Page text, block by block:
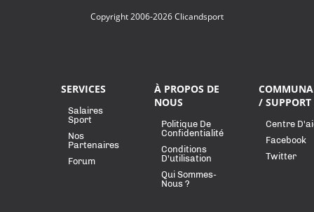
Copyright 2006-2026 Clicandsport
SERVICES
Salaires
Sport
Nos
Partenaires
Forum
À PROPOS DE
NOUS
Politique De
Confidentialité
Conditions
D'utilisation
Qui Sommes-
Nous ?
/ SUPPORT
Centre
Facebook
Twitter